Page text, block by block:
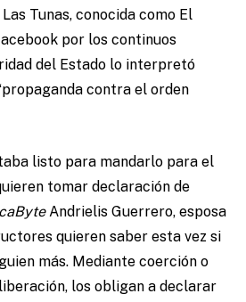
Tunas, conocida como El
por los continuos
del Estado lo interpretó
contra el orden
listo para mandarlo para el
tomar declaración de
Andrielis Guerrero, esposa
quieren saber esta vez si
más. Mediante coerción o
los obligan a declarar